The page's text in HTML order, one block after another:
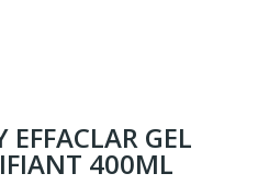
EFFACLAR GEL
400ML